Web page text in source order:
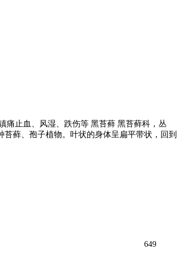
痛止血、风湿、跌伤等 黑苔藓 黑苔藓科，丛
藓、孢子植物。叶状的身体呈扁平带状，回到
649